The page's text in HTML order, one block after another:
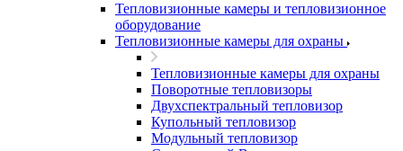
Тепловизионные камеры и тепловизионное
оборудование
Тепловизионные камеры для охраны
Тепловизионные камеры для охраны
Поворотные тепловизоры
Двухспектральный тепловизор
Купольный тепловизор
Модульный тепловизор